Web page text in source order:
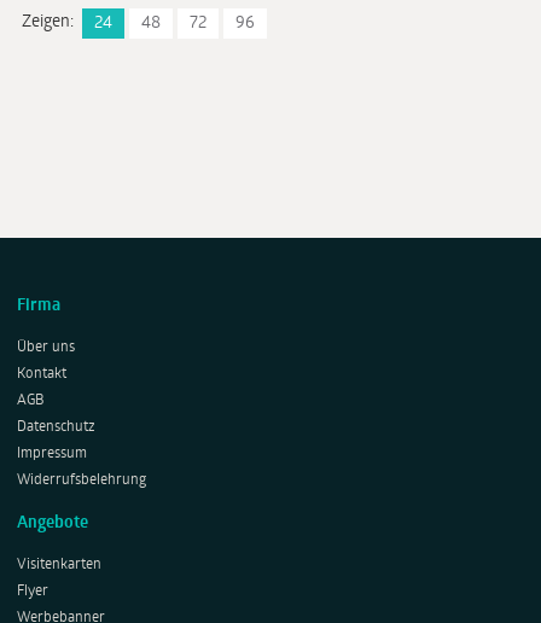
Zeigen: 24 48 72 96
Firma
Über uns
Kontakt
AGB
Datenschutz
Impressum
Widerrufsbelehrung
Angebote
Visitenkarten
Flyer
Werbebanner